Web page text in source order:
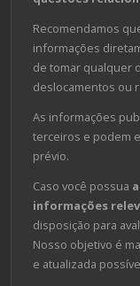
Recomendamos
informações
de tomar qualquer
deslocamentos ou
As informações
terceiros e podem
prévio.
Caso você possua
informações
disposição para
Nosso objetivo é
e atualizada